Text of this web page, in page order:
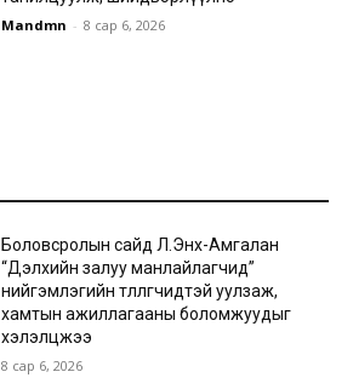
Mandmn - 8 сар 6, 2026
Боловсролын сайд Л.Энх-Амгалан
“Дэлхийн залуу манлайлагчид”
нийгэмлэгийн төлөөлөгчидтэй уулзаж,
хамтын ажиллагааны боломжуудыг
хэлэлцжээ
8 сар 6, 2026